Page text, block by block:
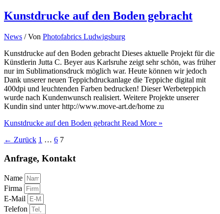
Kunstdrucke auf den Boden gebracht
News / Von Photofabrics Ludwigsburg
Kunstdrucke auf den Boden gebracht Dieses aktuelle Projekt für die
Künstlerin Jutta C. Beyer aus Karlsruhe zeigt sehr schön, was früher
nur im Sublimationsdruck möglich war. Heute können wir jedoch
Dank unserer neuen Teppichdruckanlage die Teppiche digital mit
400dpi und leuchtenden Farben bedrucken! Dieser Werbeteppich
wurde nach Kundenwunsch realisiert. Weitere Projekte unserer
Kundin sind unter http://www.move-art.de/home zu
Kunstdrucke auf den Boden gebracht Read More »
← Zurück 1 … 6 7
Anfrage, Kontakt
Name
Firma
E-Mail
Telefon